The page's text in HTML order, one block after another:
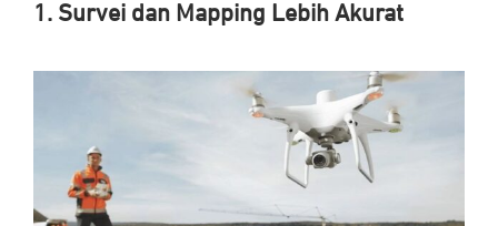
1. Survei dan Mapping Lebih Akurat